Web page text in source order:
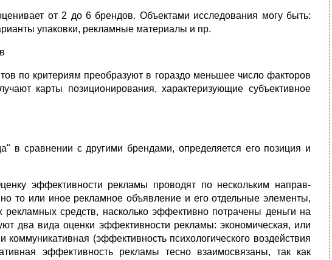
от 2 до 6 брендов. Объектами исследования могу быть:
упаковки, рекламные материалы и пр.
по критериям преобразуют в гораздо меньшее число факторов
карты позиционирования, характеризующие субъективное
в сравнении с другими брендами, определяется его позиция и
эффективности рекламы проводят по нескольким направ-
то или иное рекламное объявление и его отдельные элементы,
средств, насколько эффективно потрачены деньги на
два вида оценки эффективности рекламы: экономическая, или
(эффективность психологического воздействия
эффективность рекламы тесно взаимосвязаны, так как